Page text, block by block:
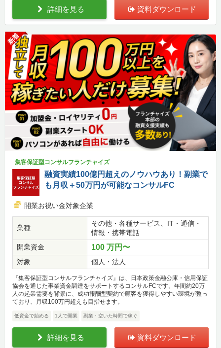
詳細を見る 資料ダウンロード
新着
集客保証型コンサルフランチャイズ
融資実績100億円超えのノウハウあり！副業で
も月収＋50万円が可能なコンサルFC
開業お祝い金対象企業
業種
その他・各種サービス、IT・通信・
情報・携帯電話
開業資金
100 万円〜
対象 個人・法人
『集客保証型コンサルフランチャイズ』は、日本政策金融公庫・信用保証
協会を通じた事業資金調達をサポートするコンサルFCです。年間約20万
人の起業需要を背景に、成功報酬型契約で顧客を獲得しやすい環境が整っ
ており、月収100万円超えも目指せます。
低資金で始める 1人で開業 副業・空いた時間で稼ぐ
詳細を見る 資料ダウンロード